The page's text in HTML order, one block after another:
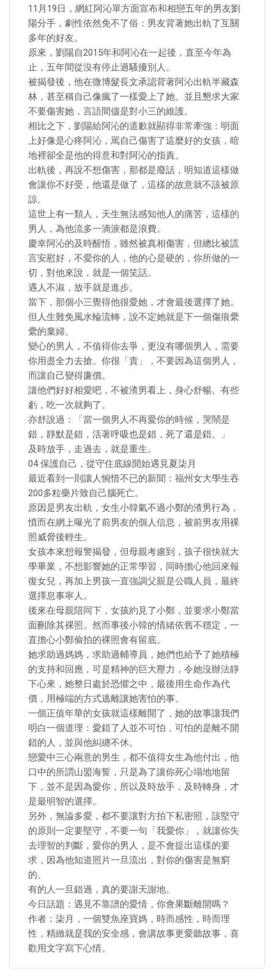
11月19日，網紅阿沁單方面宣布和相戀五年的男友劉
陽分手，劇性依然免不了俗：男友背著她出軌了互關
多年的好友。
原來，劉陽自2015年和阿沁在一起後，直至今年為
止，五年間從沒有停止過騷擾別人。
被揭發後，他在微博髮長文承認背著阿沁出軌半藏森
林，甚至稱自己像瘋了一樣愛上了她。並且懇求大家
不要傷害她，言語間儘是對小三的維護。
相比之下，劉陽給阿沁的道歉就顯得非常牽強：明面
上好像是心疼阿沁，罵自己傷害了這麼好的女孩，暗
地裡卻全是他的得意和對阿沁的指責。
出軌後，再說不想傷害，那都是廢話，明知道這樣做
會讓你不好受，他還是做了，這樣的故意就不該被原
諒。
這世上有一類人，天生無法感知他人的痛苦，這樣的
男人，為他流多一滴淚都是浪費。
慶幸阿沁的及時醒悟，雖然被真相傷害，但總比被謊
言安慰好，不愛你的人，他的心是硬的，你所做的一
切，對他來說，就是一個笑話。
遇人不淑，放手就是進步。
當下，那個小三覺得他很愛她，才會最後選擇了她。
但人生難免風水輪流轉，說不定她就是下一個傷痕纍
纍的棄婦。
變心的男人，不值得你去爭，更沒有哪個男人，需要
你用盡全力去搶。你很「貴」，不要因為這個男人，
而讓自己變得廉價。
讓他們好好相愛吧，不被渣男看上，身心舒暢。有些
虧，吃一次就夠了。
亦舒說過：「當一個男人不再愛你的時候，哭鬧是
錯，靜默是錯，活著呼吸也是錯，死了還是錯。」
及時放手，走過去，就是重生。
04 保護自己，從守住底線開始遇見夏柒月
最近看到一則讓人惋惜不已的新聞：福州女大學生吞
200多粒藥片致自己腦死亡。
原因是男友出軌，女生小韓氣不過小鄭的渣男行為，
憤而在網上曝光了前男友的個人信息，被前男友用裸
照威脅後輕生。
女孩本來想報警揭發，但母親考慮到，孩子很快就大
學畢業，不想影響她的正常學習，同時擔心他回來報
復女兒，再加上男孩一直強調父親是公職人員，最終
選擇息事寧人。
後來在母親陪同下，女孩約見了小鄭，並要求小鄭當
面刪除其裸照。然而事後小韓的情緒依舊不穩定，一
直擔心小鄭偷拍的裸照會有留底。
她求助過媽媽，求助過輔導員，她們也給予了她積極
的支持和回應，可是精神的巨大壓力，令她沒辦法靜
下心來，她整日處於恐懼之中，最後用生命作為代
價，用極端的方式逃離讓她害怕的事。
一個正值年華的女孩就這樣離開了，她的故事讓我們
明白一個道理：愛錯了人並不可怕，可怕的是離不開
錯的人，並與他糾纏不休。
戀愛中三心兩意的男生，都不值得女生為他付出，他
口中的所謂山盟海誓，只是為了讓你死心塌地地留
下，並不是因為愛你，所以及時放手，及時轉身，才
是最明智的選擇。
另外，無論多愛，都不要讓對方拍下私密照，該堅守
的原則一定要堅守，不要一句「我愛你」，就讓你失
去理智的判斷，愛你的男人，是不會提出這樣的要
求，因為他知道照片一旦流出，對你的傷害是無窮
的。
有的人一旦錯過，真的要謝天謝地。
今日話題：遇見不靠譜的愛情，你會果斷離開嗎？
作者：柒月，一個雙魚座寶媽，時而感性，時而理
性，精緻就是我的安全感，會講故事更愛聽故事，喜
歡用文字寫下心情。